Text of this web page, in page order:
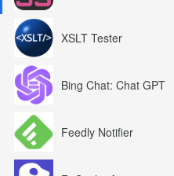
XSLT Tester
Bing Chat: Chat GPT
Feedly Notifier